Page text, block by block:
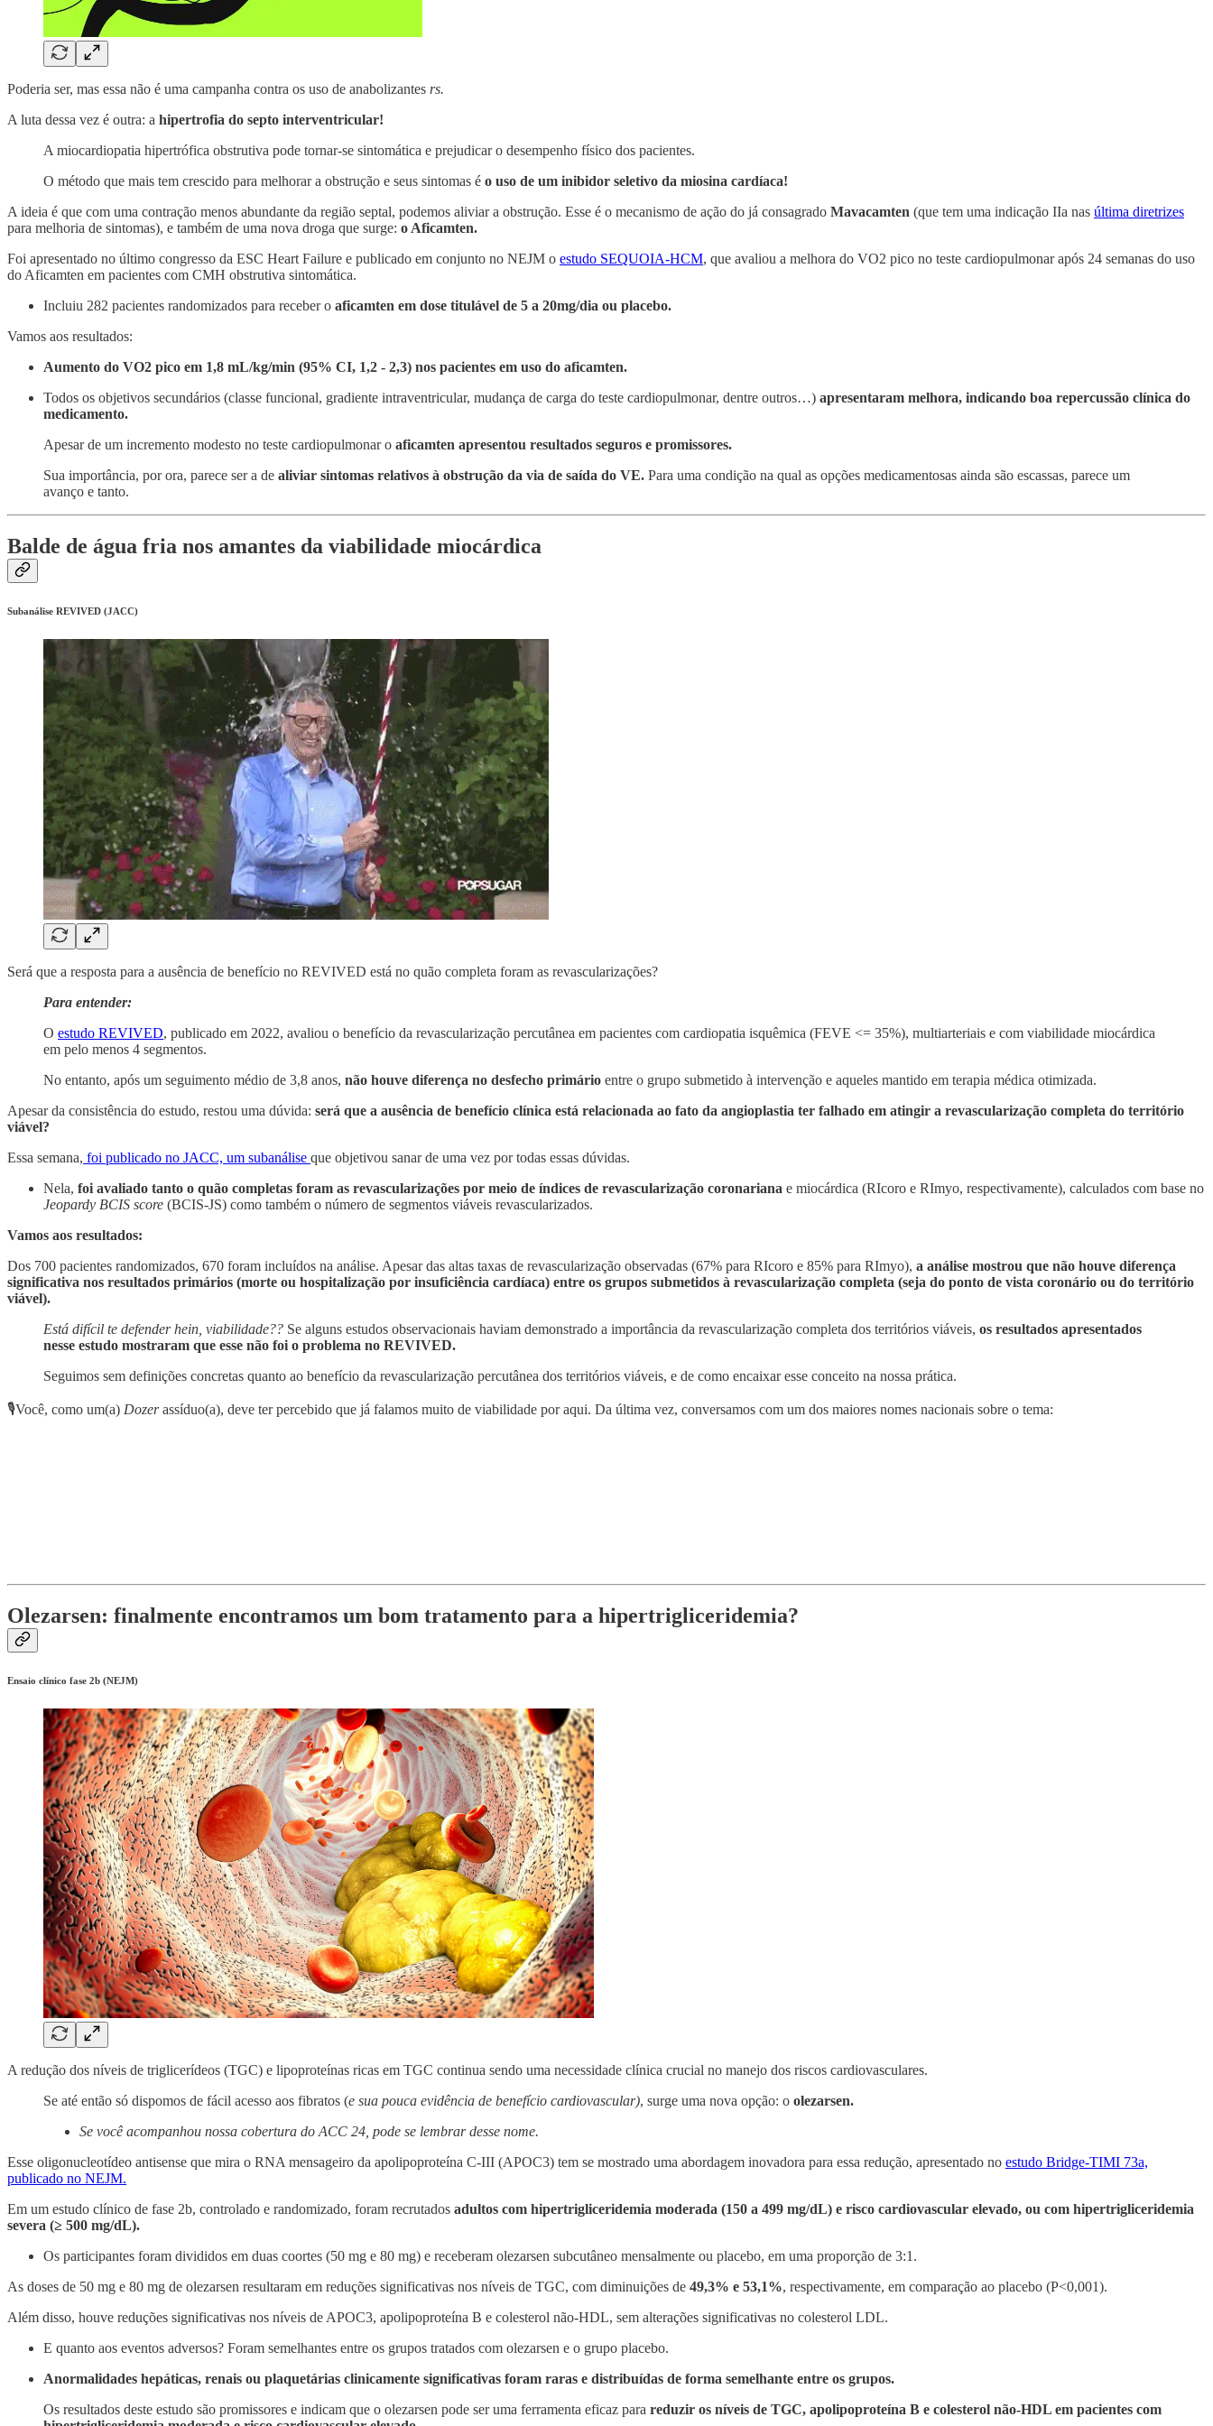
Poderia ser, mas essa não é uma campanha contra os uso de anabolizantes rs.
A luta dessa vez é outra: a hipertrofia do septo interventricular!
A miocardiopatia hipertrófica obstrutiva pode tornar-se sintomática e prejudicar o desempenho físico dos pacientes.
O método que mais tem crescido para melhorar a obstrução e seus sintomas é o uso de um inibidor seletivo da miosina cardíaca!
A ideia é que com uma contração menos abundante da região septal, podemos aliviar a obstrução. Esse é o mecanismo de ação do já consagrado Mavacamten (que tem uma indicação IIa nas última diretrizes
para melhoria de sintomas), e também de uma nova droga que surge: o Aficamten.
Foi apresentado no último congresso da ESC Heart Failure e publicado em conjunto no NEJM o estudo SEQUOIA-HCM, que avaliou a melhora do VO2 pico no teste cardiopulmonar após 24 semanas do uso
do Aficamten em pacientes com CMH obstrutiva sintomática.
Incluiu 282 pacientes randomizados para receber o aficamten em dose titulável de 5 a 20mg/dia ou placebo.
Vamos aos resultados:
Aumento do VO2 pico em 1,8 mL/kg/min (95% CI, 1,2 - 2,3) nos pacientes em uso do aficamten.
Todos os objetivos secundários (classe funcional, gradiente intraventricular, mudança de carga do teste cardiopulmonar, dentre outros…) apresentaram melhora, indicando boa repercussão clínica do
medicamento.
Apesar de um incremento modesto no teste cardiopulmonar o aficamten apresentou resultados seguros e promissores.
Sua importância, por ora, parece ser a de aliviar sintomas relativos à obstrução da via de saída do VE. Para uma condição na qual as opções medicamentosas ainda são escassas, parece um
avanço e tanto.
Balde de água fria nos amantes da viabilidade miocárdica
Subanálise REVIVED (JACC)
Será que a resposta para a ausência de benefício no REVIVED está no quão completa foram as revascularizações?
Para entender:
O estudo REVIVED, publicado em 2022, avaliou o benefício da revascularização percutânea em pacientes com cardiopatia isquêmica (FEVE <= 35%), multiarteriais e com viabilidade miocárdica
em pelo menos 4 segmentos.
No entanto, após um seguimento médio de 3,8 anos, não houve diferença no desfecho primário entre o grupo submetido à intervenção e aqueles mantido em terapia médica otimizada.
Apesar da consistência do estudo, restou uma dúvida: será que a ausência de benefício clínica está relacionada ao fato da angioplastia ter falhado em atingir a revascularização completa do território
viável?
Essa semana, foi publicado no JACC, um subanálise que objetivou sanar de uma vez por todas essas dúvidas.
Nela, foi avaliado tanto o quão completas foram as revascularizações por meio de índices de revascularização coronariana e miocárdica (RIcoro e RImyo, respectivamente), calculados com base no
Jeopardy BCIS score (BCIS-JS) como também o número de segmentos viáveis revascularizados.
Vamos aos resultados:
Dos 700 pacientes randomizados, 670 foram incluídos na análise. Apesar das altas taxas de revascularização observadas (67% para RIcoro e 85% para RImyo), a análise mostrou que não houve diferença
significativa nos resultados primários (morte ou hospitalização por insuficiência cardíaca) entre os grupos submetidos à revascularização completa (seja do ponto de vista coronário ou do território
viável).
Está difícil te defender hein, viabilidade?? Se alguns estudos observacionais haviam demonstrado a importância da revascularização completa dos territórios viáveis, os resultados apresentados
nesse estudo mostraram que esse não foi o problema no REVIVED.
Seguimos sem definições concretas quanto ao benefício da revascularização percutânea dos territórios viáveis, e de como encaixar esse conceito na nossa prática.
🎙Você, como um(a) Dozerassíduo(a), deve ter percebido que já falamos muito de viabilidade por aqui. Da última vez, conversamos com um dos maiores nomes nacionais sobre o tema:
Olezarsen: finalmente encontramos um bom tratamento para a hipertrigliceridemia?
Ensaio clínico fase 2b (NEJM)
A redução dos níveis de triglicerídeos (TGC) e lipoproteínas ricas em TGC continua sendo uma necessidade clínica crucial no manejo dos riscos cardiovasculares.
Se até então só dispomos de fácil acesso aos fibratos (e sua pouca evidência de benefício cardiovascular), surge uma nova opção: o olezarsen.
Se você acompanhou nossa cobertura do ACC 24, pode se lembrar desse nome.
Esse oligonucleotídeo antisense que mira o RNA mensageiro da apolipoproteína C-III (APOC3) tem se mostrado uma abordagem inovadora para essa redução, apresentado no estudo Bridge-TIMI 73a,
publicado no NEJM.
Em um estudo clínico de fase 2b, controlado e randomizado, foram recrutados adultos com hipertrigliceridemia moderada (150 a 499 mg/dL) e risco cardiovascular elevado, ou com hipertrigliceridemia
severa (≥ 500 mg/dL).
Os participantes foram divididos em duas coortes (50 mg e 80 mg) e receberam olezarsen subcutâneo mensalmente ou placebo, em uma proporção de 3:1.
As doses de 50 mg e 80 mg de olezarsen resultaram em reduções significativas nos níveis de TGC, com diminuições de 49,3% e 53,1%, respectivamente, em comparação ao placebo (P<0,001).
Além disso, houve reduções significativas nos níveis de APOC3, apolipoproteína B e colesterol não-HDL, sem alterações significativas no colesterol LDL.
E quanto aos eventos adversos? Foram semelhantes entre os grupos tratados com olezarsen e o grupo placebo.
Anormalidades hepáticas, renais ou plaquetárias clinicamente significativas foram raras e distribuídas de forma semelhante entre os grupos.
Os resultados deste estudo são promissores e indicam que o olezarsen pode ser uma ferramenta eficaz para reduzir os níveis de TGC, apolipoproteína B e colesterol não-HDL em pacientes com